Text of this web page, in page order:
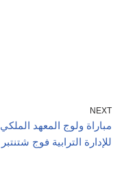
NEXT
مباراة ولوج المعهد الملكي
للإدارة الترابية فوج شتنتبر 2018